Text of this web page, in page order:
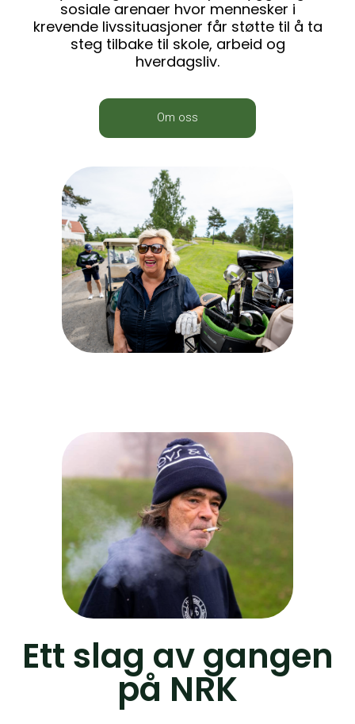
sosiale arenaer hvor mennesker i
krevende livssituasjoner får støtte til å ta
steg tilbake til skole, arbeid og
hverdagsliv.
Om oss
Ett slag av gangen
på NRK